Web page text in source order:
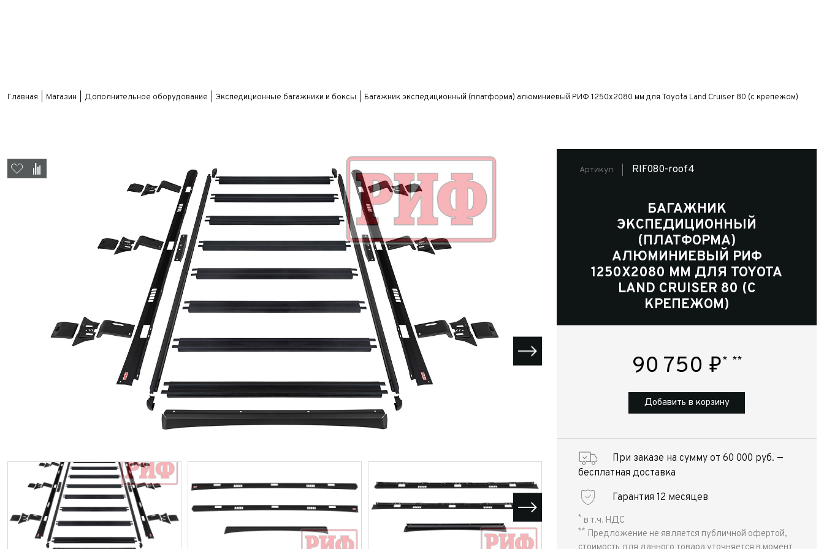
Главная Магазин Дополнительное оборудование Экспедиционные багажники и боксы Багажник экспедиционный (платформа) алюминиевый РИФ 1250x2080 мм для Toyota Land Cruiser 80 (с крепежом)
Артикул RIF080-roof4
БАГАЖНИК
ЭКСПЕДИЦИОННЫЙ
(ПЛАТФОРМА)
АЛЮМИНИЕВЫЙ РИФ
1250X2080 ММ ДЛЯ TOYOTA
LAND CRUISER 80 (С
КРЕПЕЖОМ)
90 750 ₽* **
Добавить в корзину
При заказе на сумму от 60 000 руб. —
бесплатная доставка
Гарантия 12 месяцев
* в т.ч. НДС
** Предложение не является публичной офертой,